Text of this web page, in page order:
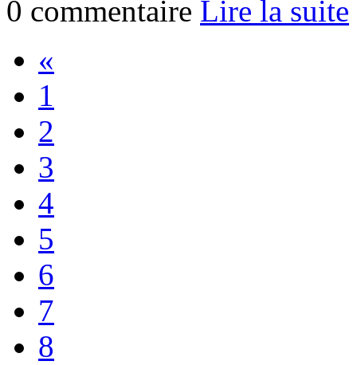
0 commentaire Lire la suite
«
1
2
3
4
5
6
7
8